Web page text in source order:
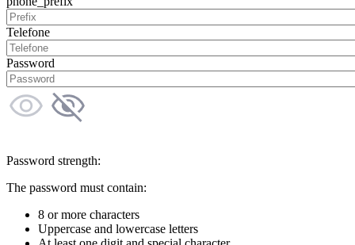
Telefone
Password
Password strength:
The password must contain:
8 or more characters
Uppercase and lowercase letters